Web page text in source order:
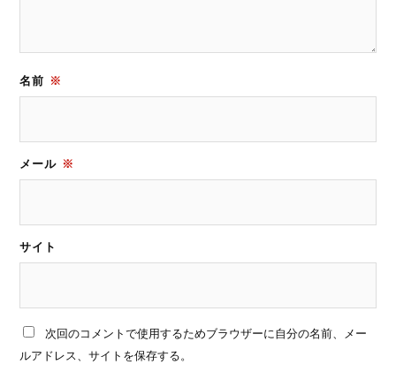
名前 ※
メール ※
サイト
次回のコメントで使用するためブラウザーに自分の名前、メー
ルアドレス、サイトを保存する。